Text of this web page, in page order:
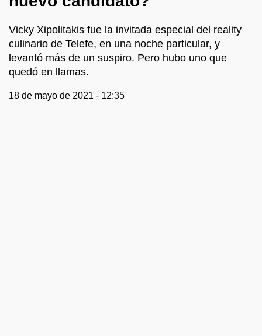
Vicky Xipolitakis fue la invitada especial del reality
culinario de Telefe, en una noche particular, y
levantó más de un suspiro. Pero hubo uno que
quedó en llamas.
18 de mayo de 2021 - 12:35